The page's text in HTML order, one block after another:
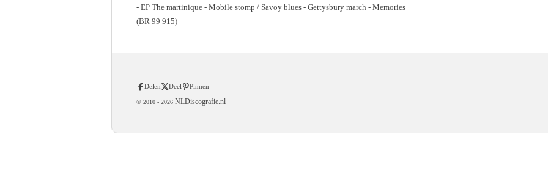
- EP The martinique - Mobile stomp / Savoy blues - Gettysbury march - Memories
(BR 99 915)
Delen Deel Pinnen
© 2010 - 2026 NLDiscografie.nl